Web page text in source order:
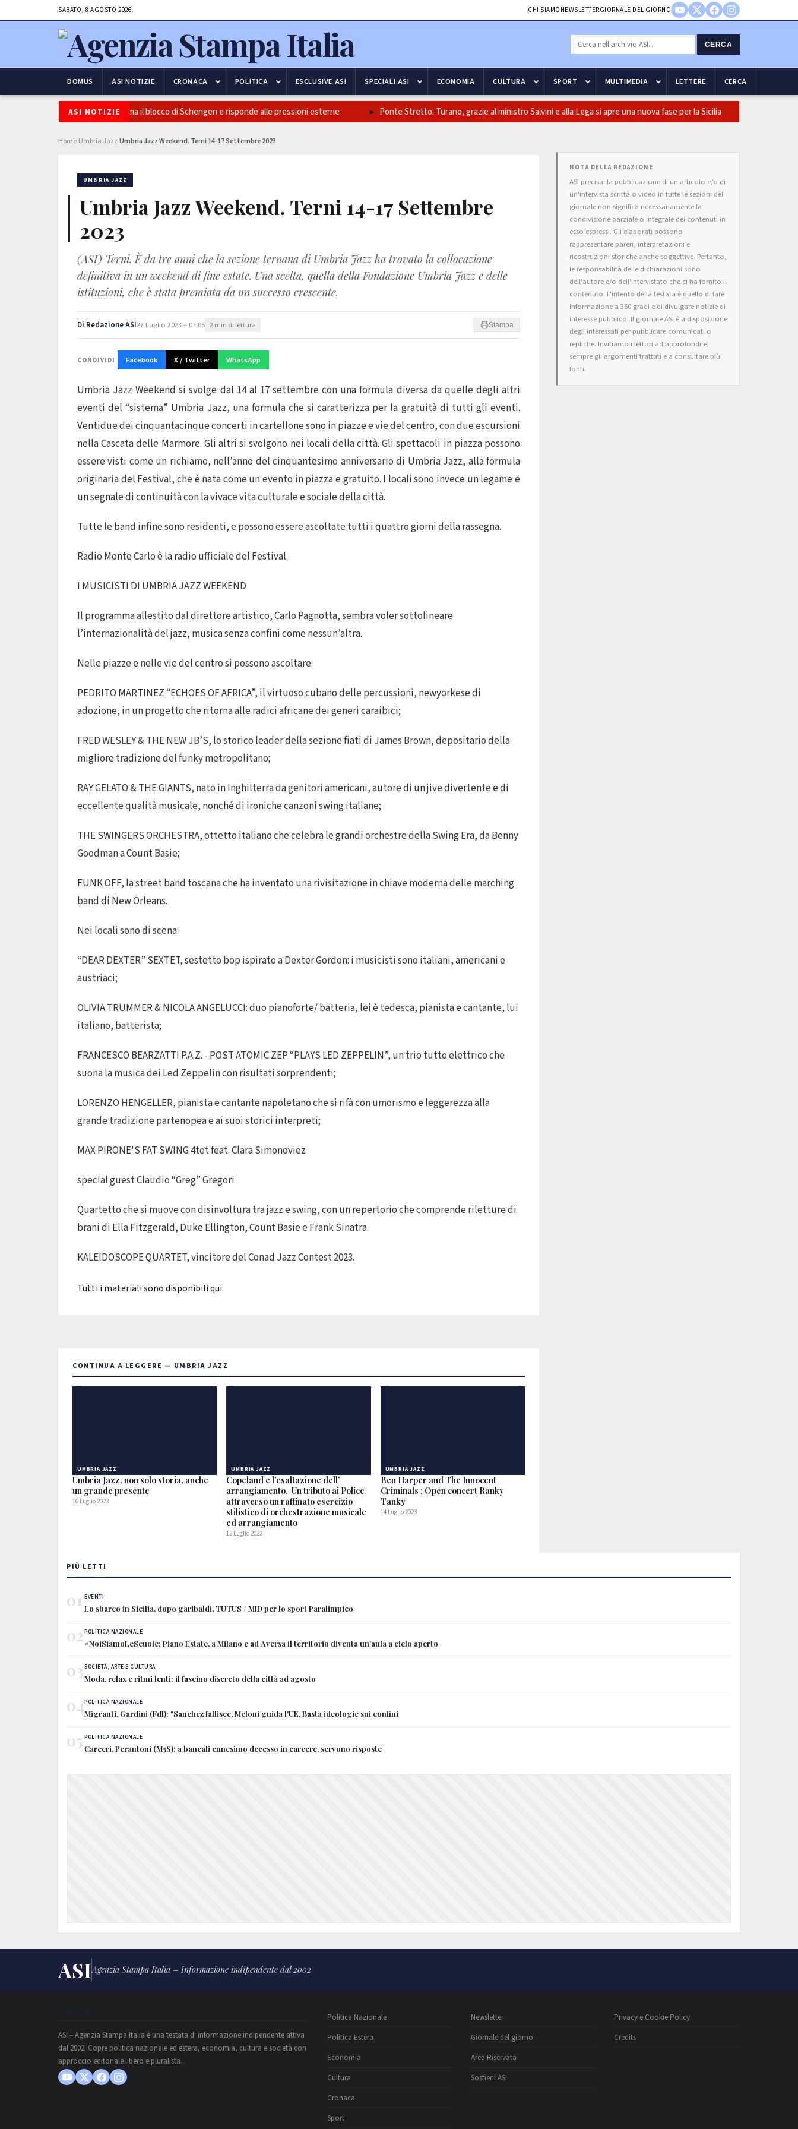
SABATO, 8 AGOSTO 2026 CHI SIAMO NEWSLETTERGIORNALE DEL GIORNO
CERCA
DOMUS ASI NOTIZIE CRONACA POLITICA ESCLUSIVE ASI SPECIALI ASI ECONOMIA CULTURA SPORT MULTIMEDIA LETTERE CERCA
ASI NOTIZIE
e frontiere: l’Italia conferma il blocco di Schengen e risponde alle pressioni esterne Ponte Stretto: Turano, grazie al ministro Salvini e alla Lega si apre una nuova fase per la Sicilia
Home Umbria JazzUmbria Jazz Weekend. Terni 14-17 Settembre 2023
UMBRIA JAZZ
Umbria Jazz Weekend. Terni 14-17 Settembre
2023
(ASI) Terni. È da tre anni che la sezione ternana di Umbria Jazz ha trovato la collocazione
definitiva in un weekend di fine estate. Una scelta, quella della Fondazione Umbria Jazz e delle
istituzioni, che è stata premiata da un successo crescente.
Di Redazione ASI27 Luglio 2023 – 07:05 2 min di lettura Stampa
CONDIVIDI Facebook X / Twitter WhatsApp
Umbria Jazz Weekend si svolge dal 14 al 17 settembre con una formula diversa da quelle degli altri
eventi del “sistema” Umbria Jazz, una formula che si caratterizza per la gratuità di tutti gli eventi.
Ventidue dei cinquantacinque concerti in cartellone sono in piazze e vie del centro, con due escursioni
nella Cascata delle Marmore. Gli altri si svolgono nei locali della città. Gli spettacoli in piazza possono
essere visti come un richiamo, nell’anno del cinquantesimo anniversario di Umbria Jazz, alla formula
originaria del Festival, che è nata come un evento in piazza e gratuito. I locali sono invece un legame e
un segnale di continuità con la vivace vita culturale e sociale della città.
Tutte le band infine sono residenti, e possono essere ascoltate tutti i quattro giorni della rassegna.
Radio Monte Carlo è la radio ufficiale del Festival.
I MUSICISTI DI UMBRIA JAZZ WEEKEND
Il programma allestito dal direttore artistico, Carlo Pagnotta, sembra voler sottolineare
l’internazionalità del jazz, musica senza confini come nessun’altra.
Nelle piazze e nelle vie del centro si possono ascoltare:
PEDRITO MARTINEZ “ECHOES OF AFRICA”, il virtuoso cubano delle percussioni, newyorkese di
adozione, in un progetto che ritorna alle radici africane dei generi caraibici;
FRED WESLEY & THE NEW JB’S, lo storico leader della sezione fiati di James Brown, depositario della
migliore tradizione del funky metropolitano;
RAY GELATO & THE GIANTS, nato in Inghilterra da genitori americani, autore di un jive divertente e di
eccellente qualità musicale, nonché di ironiche canzoni swing italiane;
THE SWINGERS ORCHESTRA, ottetto italiano che celebra le grandi orchestre della Swing Era, da Benny
Goodman a Count Basie;
FUNK OFF, la street band toscana che ha inventato una rivisitazione in chiave moderna delle marching
band di New Orleans.
Nei locali sono di scena:
“DEAR DEXTER” SEXTET, sestetto bop ispirato a Dexter Gordon: i musicisti sono italiani, americani e
austriaci;
OLIVIA TRUMMER & NICOLA ANGELUCCI: duo pianoforte/ batteria, lei è tedesca, pianista e cantante, lui
italiano, batterista;
FRANCESCO BEARZATTI P.A.Z. - POST ATOMIC ZEP “PLAYS LED ZEPPELIN”, un trio tutto elettrico che
suona la musica dei Led Zeppelin con risultati sorprendenti;
LORENZO HENGELLER, pianista e cantante napoletano che si rifà con umorismo e leggerezza alla
grande tradizione partenopea e ai suoi storici interpreti;
MAX PIRONE'S FAT SWING 4tet feat. Clara Simonoviez
special guest Claudio “Greg” Gregori
Quartetto che si muove con disinvoltura tra jazz e swing, con un repertorio che comprende riletture di
brani di Ella Fitzgerald, Duke Ellington, Count Basie e Frank Sinatra.
KALEIDOSCOPE QUARTET, vincitore del Conad Jazz Contest 2023.
Tutti i materiali sono disponibili qui:
NOTA DELLA REDAZIONE
ASI precisa: la pubblicazione di un articolo e/o di
un'intervista scritta o video in tutte le sezioni del
giornale non significa necessariamente la
condivisione parziale o integrale dei contenuti in
esso espressi. Gli elaborati possono
rappresentare pareri, interpretazioni e
ricostruzioni storiche anche soggettive. Pertanto,
le responsabilità delle dichiarazioni sono
dell'autore e/o dell'intervistato che ci ha fornito il
contenuto. L'intento della testata è quello di fare
informazione a 360 gradi e di divulgare notizie di
interesse pubblico. Il giornale ASI è a disposizione
degli interessati per pubblicare comunicati o
repliche. Invitiamo i lettori ad approfondire
sempre gli argomenti trattati e a consultare più
fonti.
CONTINUA A LEGGERE — UMBRIA JAZZ
UMBRIA JAZZ
Umbria Jazz, non solo storia, anche
un grande presente
16 Luglio 2023
UMBRIA JAZZ
Copeland e l’esaltazione dell’
arrangiamento. Un tributo ai Police
attraverso un raffinato esercizio
stilistico di orchestrazione musicale
ed arrangiamento
15 Luglio 2023
UMBRIA JAZZ
Ben Harper and The Innocent
Criminals ; Open concert Ranky
Tanky
14 Luglio 2023
PIÙ LETTI
01 EVENTI
Lo sbarco in Sicilia, dopo garibaldi, TUTUS / MID per lo sport Paralimpico
02POLITICA NAZIONALE
#NoiSiamoLeScuole: Piano Estate, a Milano e ad Aversa il territorio diventa un'aula a cielo aperto
03SOCIETÀ, ARTE E CULTURA
Moda, relax e ritmi lenti: il fascino discreto della città ad agosto
04POLITICA NAZIONALE
Migranti, Gardini (FdI): "Sanchez fallisce, Meloni guida l'UE. Basta ideologie sui confini
05 POLITICA NAZIONALE
Carceri, Perantoni (M5S): a bancali ennesimo decesso in carcere, servono risposte
ASIAgenzia Stampa Italia – Informazione indipendente dal 2002
CHI SIAMO
ASI – Agenzia Stampa Italia è una testata di informazione indipendente attiva
dal 2002. Copre politica nazionale ed estera, economia, cultura e società con
approccio editoriale libero e pluralista.
Politica Nazionale
Politica Estera
Economia
Cultura
Cronaca
Sport
Newsletter
Giornale del giorno
Area Riservata
Sostieni ASI
Privacy e Cookie Policy
Credits